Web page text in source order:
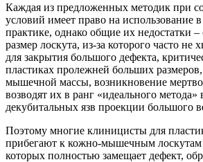
Каждая из предложенных методик при
условий имеет право на использование
практике, однако общие их недостатки
размер лоскута, из-за которого часто не
для закрытия большого дефекта,
пластиках пролежней больших размеров,
мышечной массы, возникновение
возводят их в ранг «идеального метода»
декубитальных язв проекции большого
Поэтому многие клиницисты для
прибегают к кожно-мышечным
которых полностью замещает дефект,